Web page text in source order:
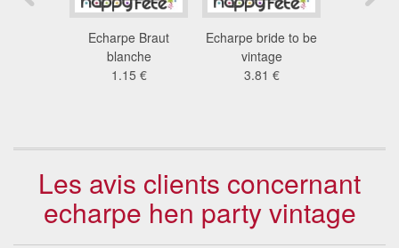
Echarpe Braut
blanche
1.15 €
Echarpe bride to be
vintage
3.81 €
Les avis clients concernant
echarpe hen party vintage